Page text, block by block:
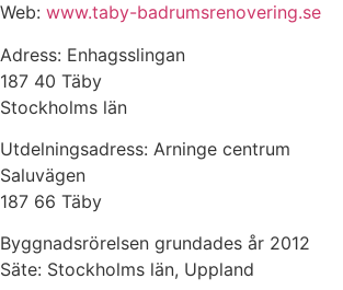
Web: www.taby-badrumsrenovering.se
Adress: Enhagsslingan
187 40 Täby
Stockholms län
Utdelningsadress: Arninge centrum
Saluvägen
187 66 Täby
Byggnadsrörelsen grundades år 2012
Säte: Stockholms län, Uppland